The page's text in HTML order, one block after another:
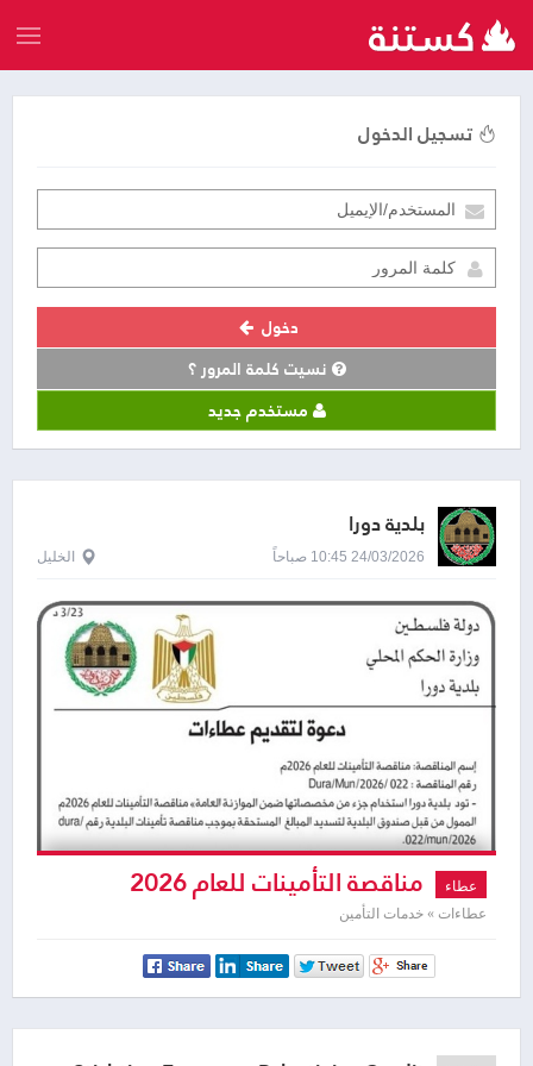
تسجيل الدخول
دخول
نسيت كلمة المرور ؟
مستخدم جديد
بلدية دورا
24/03/2026 10:45 صباحاً الخليل
عطاء مناقصة التأمينات للعام 2026
عطاءات » خدمات التأمين